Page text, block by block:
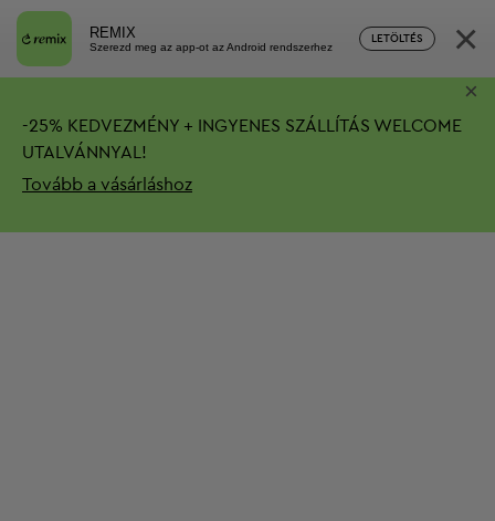
REMIX
Szerezd meg az app-ot az Android rendszerhez
LETÖLTÉS ×
-25% KEDVEZMÉNY + INGYENES SZÁLLÍTÁS WELCOME
UTALVÁNNYAL!
Tovább a vásárláshoz
×